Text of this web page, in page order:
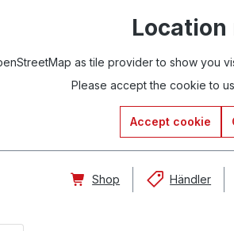
Location
as tile provider to show you
Please accept the cookie to
Accept cookie
Shop Händler